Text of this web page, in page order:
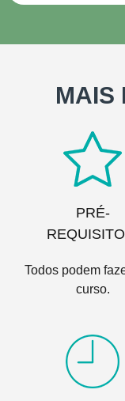
MAIS
PRÉ-
Todos podem
curso.